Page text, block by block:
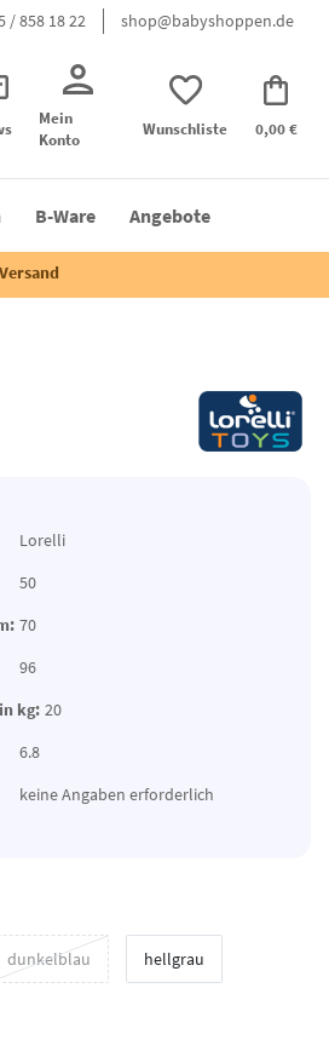
/ 858 18 22 shop@babyshoppen.de
Mein
Konto
Wunschliste 0,00 €
B-Ware Angebote
Lorelli
50
70
96
kg: 20
6.8
keine Angaben erforderlich
dunkelblau hellgrau